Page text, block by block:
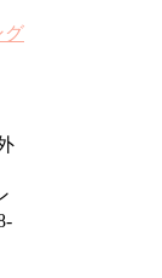
グ